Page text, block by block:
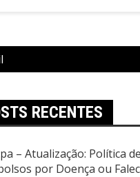
RECENTES
– Atualização: Política
por Doença ou